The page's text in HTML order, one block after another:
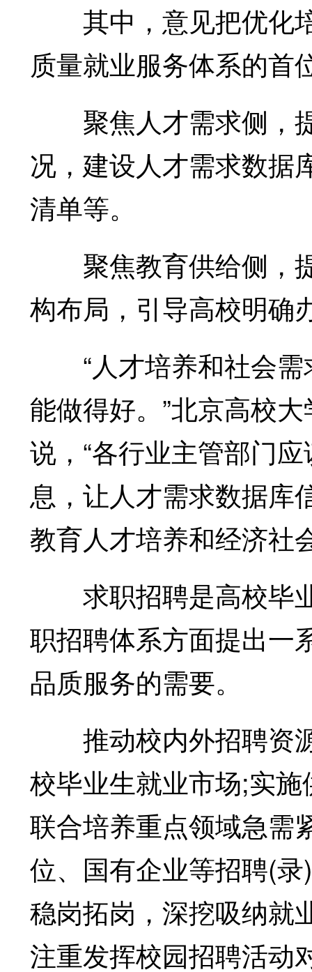
其中，意见把优化
质量就业服务体系的
聚焦人才需求侧，
况，建设人才需求数据
清单等。
聚焦教育供给侧，
构布局，引导高校明确
“人才培养和社会需
能做得好。”北京高校
说，“各行业主管部门
息，让人才需求数据库
教育人才培养和经济社
求职招聘是高校毕
职招聘体系方面提出一
品质服务的需要。
推动校内外招聘资
校毕业生就业市场;实
联合培养重点领域急需
位、国有企业等招聘(
稳岗拓岗，深挖吸纳
注重发挥校园招聘活动